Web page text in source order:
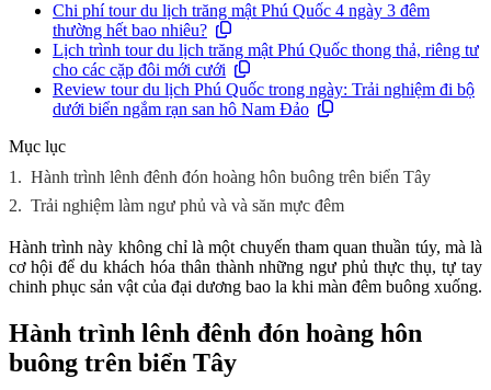
Chi phí tour du lịch trăng mật Phú Quốc 4 ngày 3 đêm
thường hết bao nhiêu?
Lịch trình tour du lịch trăng mật Phú Quốc thong thả, riêng tư
cho các cặp đôi mới cưới
Review tour du lịch Phú Quốc trong ngày: Trải nghiệm đi bộ
dưới biển ngắm rạn san hô Nam Đảo
Mục lục
1. Hành trình lênh đênh đón hoàng hôn buông trên biển Tây
2. Trải nghiệm làm ngư phủ và và săn mực đêm
Hành trình này không chỉ là một chuyến tham quan thuần túy, mà là
cơ hội để du khách hóa thân thành những ngư phủ thực thụ, tự tay
chinh phục sản vật của đại dương bao la khi màn đêm buông xuống.
Hành trình lênh đênh đón hoàng hôn
buông trên biển Tây